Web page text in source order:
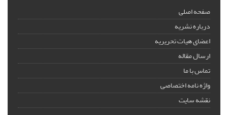
صفحه اصلی
درباره نشریه
اعضای هیات تحریریه
ارسال مقاله
تماس با ما
واژه نامه اختصاصی
نقشه سایت